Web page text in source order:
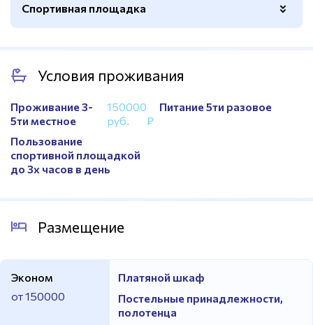
Покрытие
Искусственный газон
Площадь
Стандартный размер
Спортивная площадка
Покрытие
Резиновое
Мини-футбол
Да
Открытая
Площадь
Стандартный размер
Условия проживания
Проживание 3-
5ти местное
150000
руб.
₽
Питание 5ти разовое
Пользование
спортивной площадкой
до 3х часов в день
Размещение
Эконом
от 150000
Платяной шкаф
Постельные принадлежности,
полотенца